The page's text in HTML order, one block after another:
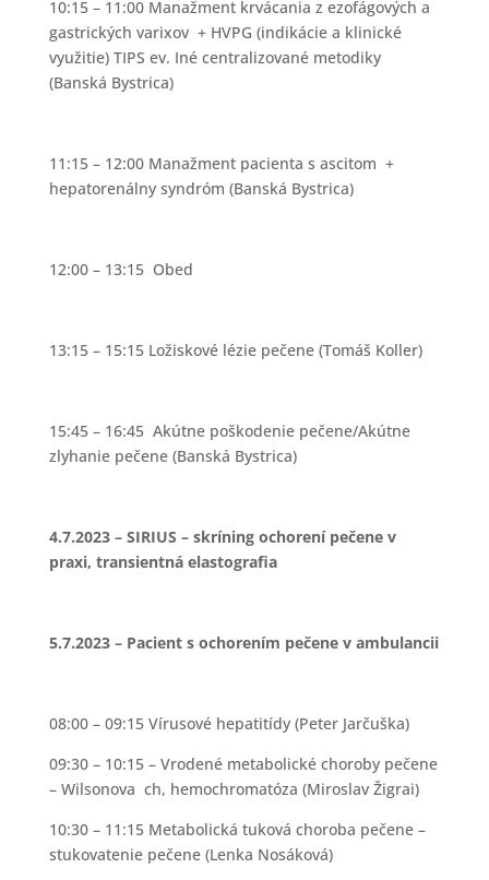
10:15 – 11:00 Manažment krvácania z ezofágových a
gastrických varixov + HVPG (indikácie a klinické
využitie) TIPS ev. Iné centralizované metodiky
(Banská Bystrica)
11:15 – 12:00 Manažment pacienta s ascitom +
hepatorenálny syndróm (Banská Bystrica)
12:00 – 13:15 Obed
13:15 – 15:15 Ložiskové lézie pečene (Tomáš Koller)
15:45 – 16:45 Akútne poškodenie pečene/Akútne
zlyhanie pečene (Banská Bystrica)
4.7.2023 – SIRIUS – skríning ochorení pečene v
praxi, transientná elastografia
5.7.2023 – Pacient s ochorením pečene v ambulancii
08:00 – 09:15 Vírusové hepatitídy (Peter Jarčuška)
09:30 – 10:15 – Vrodené metabolické choroby pečene
– Wilsonova ch, hemochromatóza (Miroslav Žigrai)
10:30 – 11:15 Metabolická tuková choroba pečene –
stukovatenie pečene (Lenka Nosáková)